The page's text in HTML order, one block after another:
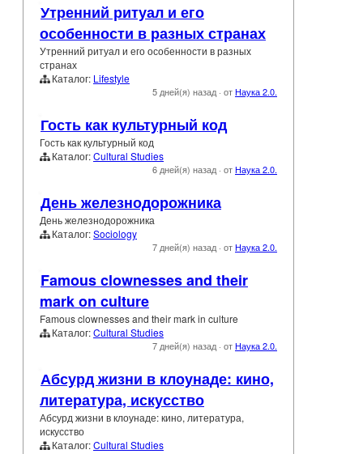
Утренний ритуал и его
особенности в разных странах
Утренний ритуал и его особенности в разных
странах
Каталог: Lifestyle
5 дней(я) назад · отНаука 2.0.
Гость как культурный код
Гость как культурный код
Каталог:Cultural Studies
6 дней(я) назад · отНаука 2.0.
День железнодорожника
День железнодорожника
Каталог:Sociology
7 дней(я) назад · отНаука 2.0.
Famous clownesses and their
mark on culture
Famous clownesses and their mark in culture
Каталог:Cultural Studies
7 дней(я) назад · отНаука 2.0.
Абсурд жизни в клоунаде: кино,
литература, искусство
Абсурд жизни в клоунаде: кино, литература,
искусство
Каталог:Cultural Studies